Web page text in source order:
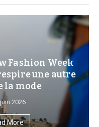
Week
une autre